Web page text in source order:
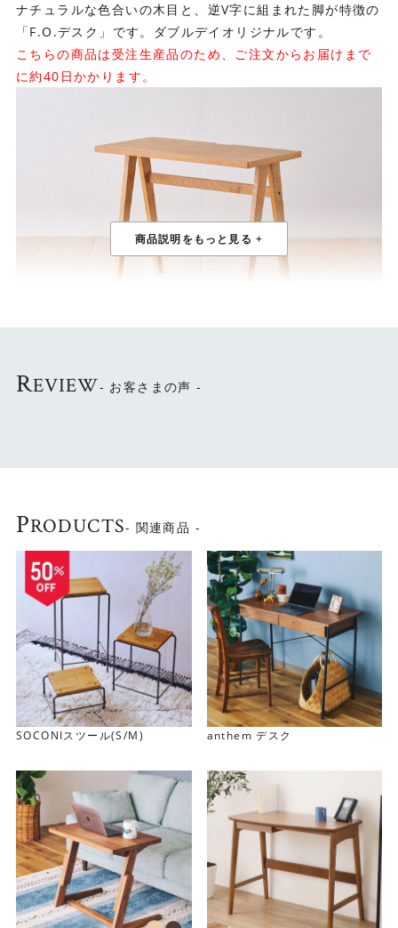
ナチュラルな色合いの木目と、逆V字に組まれた脚が特徴の
「F.O.デスク」です。ダブルデイオリジナルです。
こちらの商品は受注生産品のため、ご注文からお届けまで
に約40日かかります。
優しい印象の天然木デスク
REVIEW- お客さまの声 -
PRODUCTS- 関連商品 -
SOCONIスツール(S/M) anthem デスク